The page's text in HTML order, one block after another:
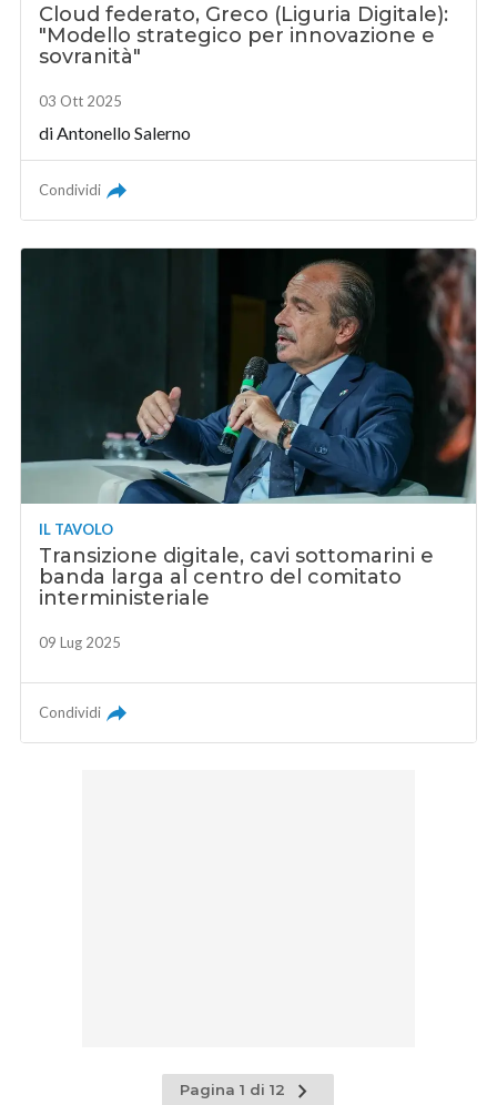
Cloud federato, Greco (Liguria Digitale):
"Modello strategico per innovazione e
sovranità"
03 Ott 2025
di Antonello Salerno
Condividi
IL TAVOLO
Transizione digitale, cavi sottomarini e
banda larga al centro del comitato
interministeriale
09 Lug 2025
Condividi
Pagina 1 di 12
Pagina